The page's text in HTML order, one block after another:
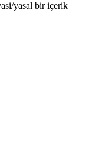
yasal bir içerik